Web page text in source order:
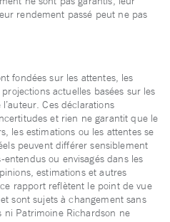
rendement passé peut ne pas
fondées sur les attentes, les
actuelles basées sur les
Ces déclarations
et rien ne garantit que le
les estimations ou les attentes se
peuvent différer sensiblement
ou envisagés dans les
estimations et autres
rapport reflètent le point de vue
sont sujets à changement sans
ni Patrimoine Richardson ne